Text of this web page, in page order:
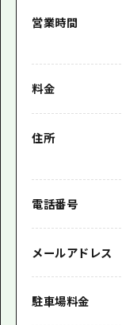
営業時間
料金
住所
電話番号
メールアドレス
駐車場料金